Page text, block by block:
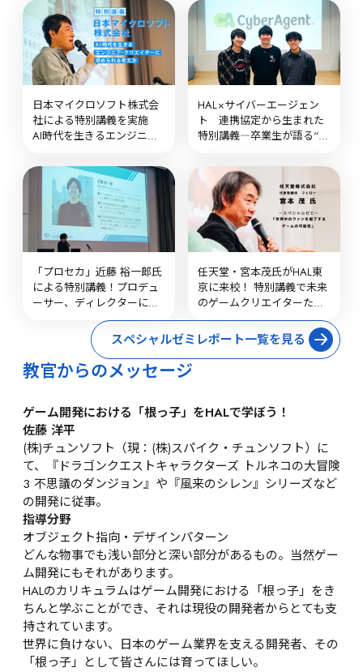
日本マイクロソフト株式会
社による特別講義を実施
AI時代を生きるエンジニ
れる考え方
HAL×サイバーエージェン
ト　連携協定から生まれた
特別講義―卒業生が語る“学
と”―
「プロセカ」近藤 裕一郎氏
による特別講義！プロデュ
ーサー、ディレクターに求
められる資質とは？
任天堂・宮本茂氏がHAL東
京に来校！ 特別講義で未来
のゲームクリエイターたち
にエールをいただきました
スペシャルゼミレポート一覧を見る
教官からのメッセージ
ゲーム開発における「根っ子」をHALで学ぼう！
佐藤 洋平
(株)チュンソフト（現：(株)スパイク・チュンソフト）に
て、『ドラゴンクエストキャラクターズ トルネコの大冒険
3 不思議のダンジョン』や『風来のシレン』シリーズなど
の開発に従事。
指導分野
オブジェクト指向・デザインパターン
どんな物事でも浅い部分と深い部分があるもの。当然ゲー
ム開発にもそれがあります。
HALのカリキュラムはゲーム開発における「根っ子」をき
ちんと学ぶことができ、それは現役の開発者からとても支
持されています。
世界に負けない、日本のゲーム業界を支える開発者、その
「根っ子」として皆さんには育ってほしい。